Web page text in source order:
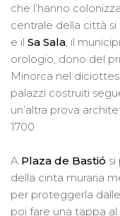
che l’hanno
centrale della città si
e il Sa Sala, il
orologio, dono del
Minorca nel
palazzi costruiti
un’altra prova
1700.
A Plaza de Bastió si
della cinta muraria
per proteggerla
poi fare una tappa al